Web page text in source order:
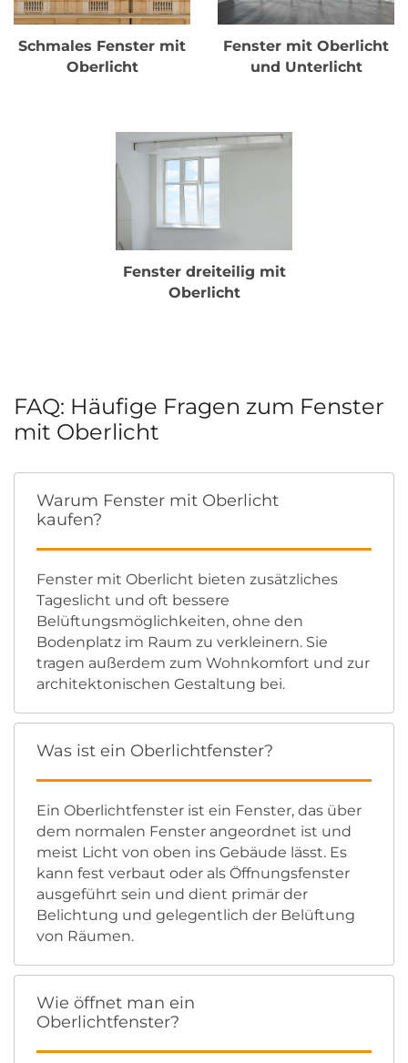
Schmales Fenster mit
Oberlicht
Fenster mit Oberlicht
und Unterlicht
Fenster dreiteilig mit
Oberlicht
FAQ: Häufige Fragen zum Fenster
mit Oberlicht
Warum Fenster mit Oberlicht
kaufen?
Fenster mit Oberlicht bieten zusätzliches
Tageslicht und oft bessere
Belüftungsmöglichkeiten, ohne den
Bodenplatz im Raum zu verkleinern. Sie
tragen außerdem zum Wohnkomfort und zur
architektonischen Gestaltung bei.
Was ist ein Oberlichtfenster?
Ein Oberlichtfenster ist ein Fenster, das über
dem normalen Fenster angeordnet ist und
meist Licht von oben ins Gebäude lässt. Es
kann fest verbaut oder als Öffnungsfenster
ausgeführt sein und dient primär der
Belichtung und gelegentlich der Belüftung
von Räumen.
Wie öffnet man ein
Oberlichtfenster?